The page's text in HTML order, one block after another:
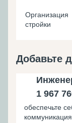
Организация
стройки
Добавьте
1 967
обеспечьте